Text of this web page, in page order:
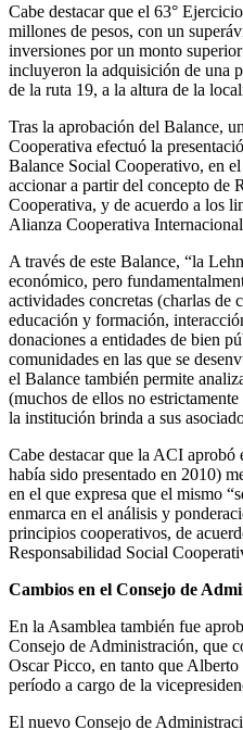
Cabe destacar que el 63°
millones de pesos, con un
inversiones por un monto
incluyeron la adquisición de una
de la ruta 19, a la altura de la
Tras la aprobación del Balance,
Cooperativa efectuó la
Balance Social Cooperativo, en
accionar a partir del concepto de
Cooperativa, y de acuerdo a los
Alianza Cooperativa
A través de este Balance, “la
económico, pero
actividades concretas (charlas de
educación y formación,
donaciones a entidades de bien
comunidades en las que se
el Balance también permite
(muchos de ellos no
la institución brinda a sus
Cabe destacar que la ACI aprobó
había sido presentado en 2010)
en el que expresa que el mismo
enmarca en el análisis y
principios cooperativos, de
Responsabilidad Social
Cambios en el Consejo de
En la Asamblea también fue
Consejo de Administración, que
Oscar Picco, en tanto que
período a cargo de la
El nuevo Consejo de